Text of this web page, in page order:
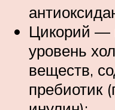
Цикорий —
уровень
веществ,
пребиотик